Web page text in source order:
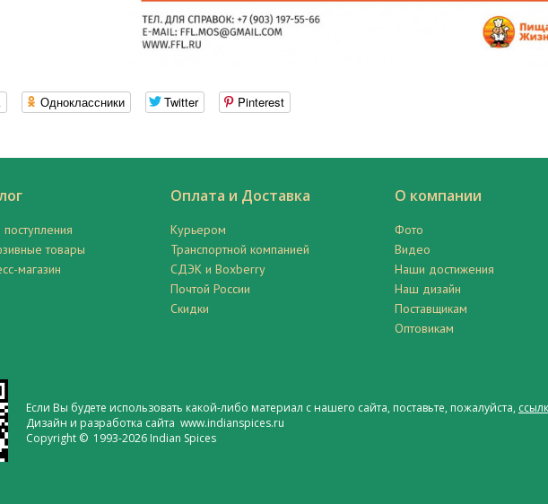
Одноклассники Twitter Pinterest
товары
магазин
Оплата и Доставка
Курьером
Транспортной компанией
СДЭК и Boxberry
Почтой России
Скидки
О компании
Фото
Видео
Наши достижения
Наш дизайн
Поставщикам
Оптовикам
Если Вы будете использовать какой-либо материал с нашего сайта, поставьте, пожалуйста,
Дизайн и разработка сайта www.indianspices.ru
Copyright © 1993-2026 Indian Spices